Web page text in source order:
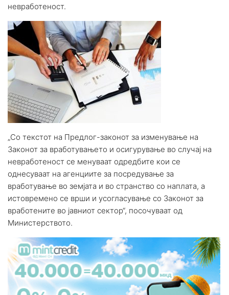
невработеност.
„Со текстот на Предлог-законот за изменување на
Законот за вработувањето и осигурување во случај на
невработеност се менуваат одредбите кои се
однесуваат на агенциите за посредување за
вработување во земјата и во странство со наплата, а
истовремено се врши и усогласување со Законот за
вработените во јавниот сектор“, посочуваат од
Министерството.